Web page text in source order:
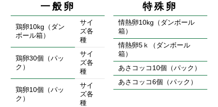
一般卵
鶏卵10kg（ダン
ボール箱）
サイ
ズ各
種
鶏卵30個（パッ
ク）
サイ
ズ各
種
鶏卵10個（パッ
ク）
サイ
ズ各
種
特殊卵
情熱卵10kg（ダンボール
箱）
情熱卵5ｋ（ダンボール
箱）
あさコッコ10個（パック）
あさコッコ6個（パック）